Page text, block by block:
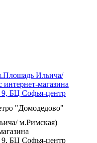
Ильича/
магазина
9, БЦ Софья-центр
"Домодедово"
м.Римская)
9, БЦ Софья-центр